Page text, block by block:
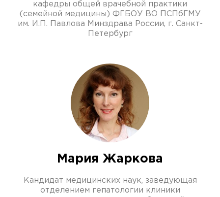
кафедры общей врачебной практики
(семейной медицины) ФГБОУ ВО ПСПбГМУ
им. И.П. Павлова Минздрава России, г. Санкт-
Петербург
Мария Жаркова
Кандидат медицинских наук, заведующая
отделением гепатологии клиники